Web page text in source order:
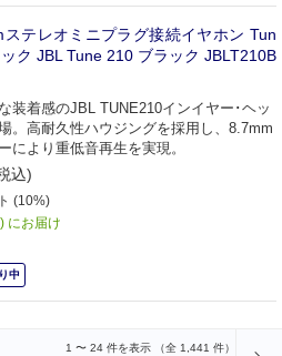
ステレオミニプラグ接続イヤホン Tun
ク JBL Tune 210 ブラック JBLT210B
装着感のJBL TUNE210インイヤー･ヘッ
。高耐久性ハウジングを採用し、8.7mm
により重低音再生を実現。
込)
(10%)
にお届け
中
1 〜 24 件を表示 （全 1,441 件）